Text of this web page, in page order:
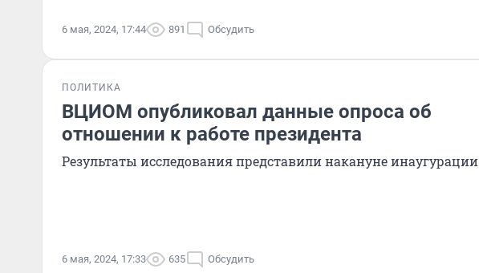
6 мая, 2024, 17:44 891 Обсудить
ПОЛИТИКА
ВЦИОМ опубликовал данные опроса об
отношении к работе президента
Результаты исследования представили накануне инаугурации
6 мая, 2024, 17:33 635 Обсудить